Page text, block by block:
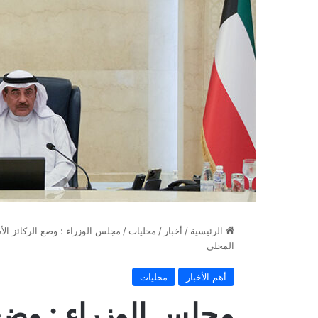
الرئيسية / أخبار / محليات / مجلس الوزراء : وضع الركائز
المحلي
أهم الأخبار محليات